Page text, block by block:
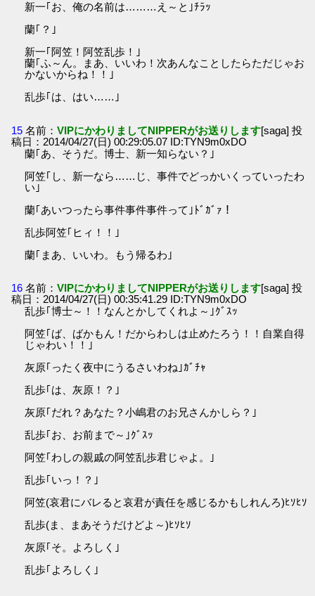
新一｢お、俺の名前は………え～と｣ﾁﾗｯ
蘭｢？｣
新一｢阿笠！阿笠乱歩！｣
蘭｢ふ～ん。まあ、いいわ！次あんなことしたらただじゃお
かないからね！！｣
乱歩｢は、はい……｣
15 名前：VIPにかわりましてNIPPERがお送りします[saga] 投
稿日：2014/04/27(日) 00:29:05.07 ID:TYN9m0xDO
蘭｢あ、そうだ。博士、新一知らない？｣
阿笠｢し、新一なら……じ、事件でどっかいくっていったわ
い｣
蘭｢あいつったら事件事件事件って｣ﾄﾞｶﾞｧ！
乱歩阿笠｢ヒィ！！｣
蘭｢まあ、いいわ。もう帰るわ｣
16 名前：VIPにかわりましてNIPPERがお送りします[saga] 投
稿日：2014/04/27(日) 00:35:41.29 ID:TYN9m0xDO
乱歩｢博士～！！なんとかしてくれよ～｣ｸﾞｽｯ
阿笠｢ば、ばかもん！だからわしは止めたろう！！自業自得
じゃわい！！｣
灰原｢ったく夜中にうるさいわね｣ｶﾞﾁｬ
乱歩｢は、灰原！？｣
灰原｢だれ？あなた？小嶋君のお兄さんかしら？｣
乱歩｢お、お前まで～｣ｸﾞｽｯ
阿笠｢わしの親戚の阿笠乱歩君じゃよ。｣
乱歩｢いっ！？｣
阿笠(哀君にバレると哀君が責任を感じるかもしれんろ)ﾋｿﾋｿ
乱歩(ま、まあそうだけどよ～)ﾋｿﾋｿ
灰原｢そ。よろしく｣
乱歩｢よろしく｣